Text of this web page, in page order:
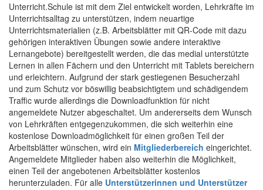
Unterricht.Schule ist mit dem Ziel entwickelt worden, Lehrkräfte im
Unterrichtsalltag zu unterstützen, indem neuartige
Unterrichtsmaterialien (z.B. Arbeitsblätter mit QR-Code mit dazu
gehörigen interaktiven Übungen sowie andere interaktive
Lernangebote) bereitgestellt werden, die das medial unterstützte
Lernen in allen Fächern und den Unterricht mit Tablets bereichern
und erleichtern. Aufgrund der stark gestiegenen Besucherzahl
und zum Schutz vor böswillig beabsichtigtem und schädigendem
Traffic wurde allerdings die Downloadfunktion für nicht
angemeldete Nutzer abgeschaltet. Um andererseits dem Wunsch
von Lehrkräften entgegenzukommen, die sich weiterhin eine
kostenlose Downloadmöglichkeit für einen großen Teil der
Arbeitsblätter wünschen, wird ein Mitgliederbereich eingerichtet.
Angemeldete Mitglieder haben also weiterhin die Möglichkeit,
einen Teil der angebotenen Arbeitsblätter kostenlos
herunterzuladen. Für alle Unterstützerinnen und Unterstützer